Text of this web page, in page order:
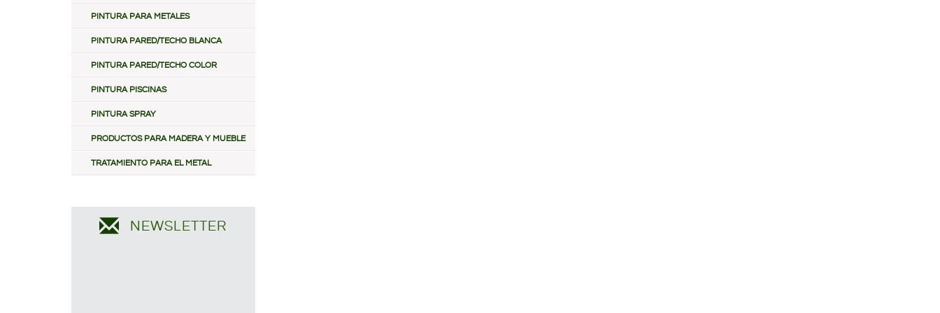
PINTURA PARA METALES
PINTURA PARED/TECHO BLANCA
PINTURA PARED/TECHO COLOR
PINTURA PISCINAS
PINTURA SPRAY
PRODUCTOS PARA MADERA Y MUEBLE
TRATAMIENTO PARA EL METAL
NEWSLETTER